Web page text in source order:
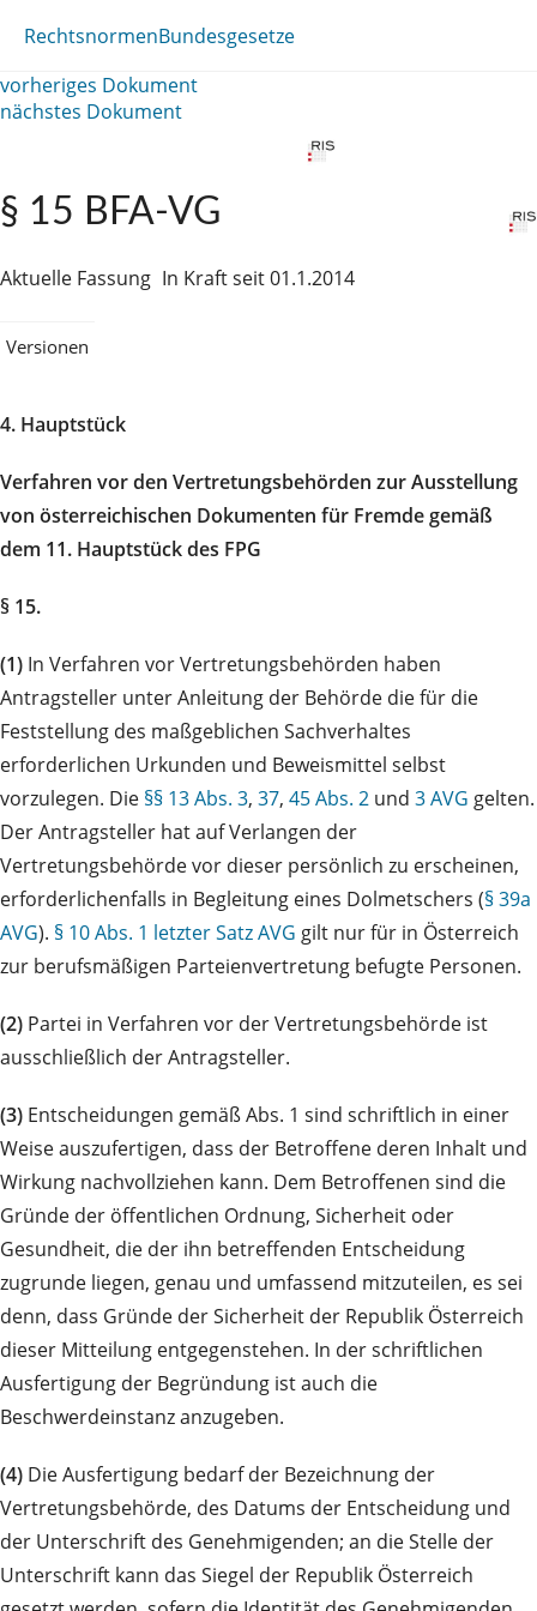
RechtsnormenBundesgesetze
vorheriges Dokument
nächstes Dokument
§ 15 BFA-VG
Aktuelle Fassung In Kraft seit 01.1.2014
Versionen
4. Hauptstück
Verfahren vor den Vertretungsbehörden zur Ausstellung
von österreichischen Dokumenten für Fremde gemäß
dem 11. Hauptstück des FPG
§ 15.
(1) In Verfahren vor Vertretungsbehörden haben
Antragsteller unter Anleitung der Behörde die für die
Feststellung des maßgeblichen Sachverhaltes
erforderlichen Urkunden und Beweismittel selbst
vorzulegen. Die §§ 13 Abs. 3, 37, 45 Abs. 2 und 3 AVG gelten.
Der Antragsteller hat auf Verlangen der
Vertretungsbehörde vor dieser persönlich zu erscheinen,
erforderlichenfalls in Begleitung eines Dolmetschers (§ 39a
AVG). § 10 Abs. 1 letzter Satz AVG gilt nur für in Österreich
zur berufsmäßigen Parteienvertretung befugte Personen.
(2) Partei in Verfahren vor der Vertretungsbehörde ist
ausschließlich der Antragsteller.
(3) Entscheidungen gemäß Abs. 1 sind schriftlich in einer
Weise auszufertigen, dass der Betroffene deren Inhalt und
Wirkung nachvollziehen kann. Dem Betroffenen sind die
Gründe der öffentlichen Ordnung, Sicherheit oder
Gesundheit, die der ihn betreffenden Entscheidung
zugrunde liegen, genau und umfassend mitzuteilen, es sei
denn, dass Gründe der Sicherheit der Republik Österreich
dieser Mitteilung entgegenstehen. In der schriftlichen
Ausfertigung der Begründung ist auch die
Beschwerdeinstanz anzugeben.
(4) Die Ausfertigung bedarf der Bezeichnung der
Vertretungsbehörde, des Datums der Entscheidung und
der Unterschrift des Genehmigenden; an die Stelle der
Unterschrift kann das Siegel der Republik Österreich